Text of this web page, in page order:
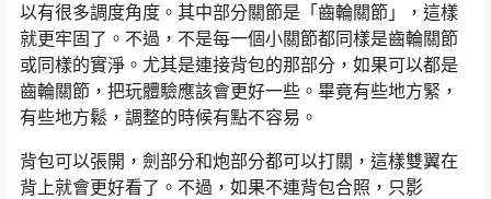
以有很多調度角度。其中部分關節是「齒輪關節」，這樣
就更牢固了。不過，不是每一個小關節都同樣是齒輪關節
或同樣的實淨。尤其是連接背包的那部分，如果可以都是
齒輪關節，把玩體驗應該會更好一些。畢竟有些地方緊，
有些地方鬆，調整的時候有點不容易。
背包可以張開，劍部分和炮部分都可以打關，這樣雙翼在
背上就會更好看了。不過，如果不連背包合照，只影